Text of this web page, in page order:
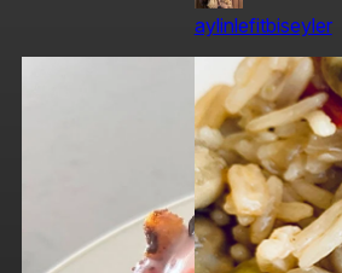
aylinlefitbiseyler